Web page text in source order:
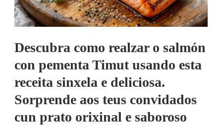
Descubra como realzar o salmón
con pementa Timut usando esta
receita sinxela e deliciosa.
Sorprende aos teus convidados
cun prato orixinal e saboroso